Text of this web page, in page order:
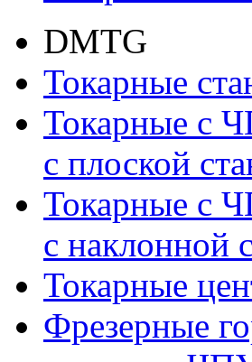
DMTG
Токарные
Токарные с
с плоской
Токарные с
с наклонной
Токарные
Фрезерные